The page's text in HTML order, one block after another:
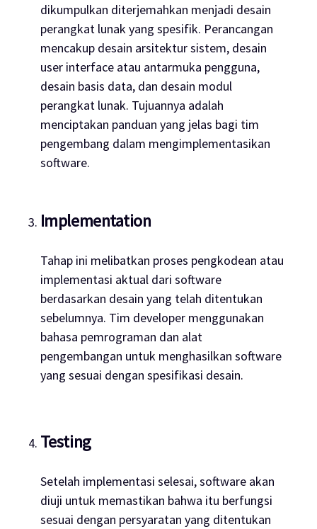
dikumpulkan diterjemahkan menjadi desain
perangkat lunak yang spesifik. Perancangan
mencakup desain arsitektur sistem, desain
user interface atau antarmuka pengguna,
desain basis data, dan desain modul
perangkat lunak. Tujuannya adalah
menciptakan panduan yang jelas bagi tim
pengembang dalam mengimplementasikan
software.
Implementation
Tahap ini melibatkan proses pengkodean atau
implementasi aktual dari software
berdasarkan desain yang telah ditentukan
sebelumnya. Tim developermenggunakan
bahasa pemrograman dan alat
pengembangan untuk menghasilkan software
yang sesuai dengan spesifikasi desain.
Testing
Setelah implementasi selesai,software akan
diuji untuk memastikan bahwa itu berfungsi
sesuai dengan persyaratan yang ditentukan